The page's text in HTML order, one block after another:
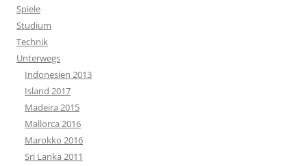
Spiele
Studium
Technik
Unterwegs
Indonesien 2013
Island 2017
Madeira 2015
Mallorca 2016
Marokko 2016
Sri Lanka 2011